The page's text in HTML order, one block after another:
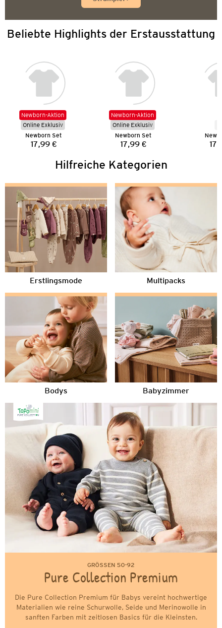
Beliebte Highlights der Erstausstattung
Newborn-Aktion
Online Exklusiv
Newborn Set
Preis:
17,99 €
Newborn-Aktion
Online Exklusiv
Newborn Set
Preis:
17,99 €
Hilfreiche Kategorien
Erstlingsmode Multipacks
Bodys Babyzimmer
GRÖSSEN 50-92
Pure Collection Premium
Die Pure Collection Premium für Babys vereint hochwertige
Materialien wie reine Schurwolle, Seide und Merinowolle in
sanften Farben mit zeitlosen Basics für die Kleinsten.